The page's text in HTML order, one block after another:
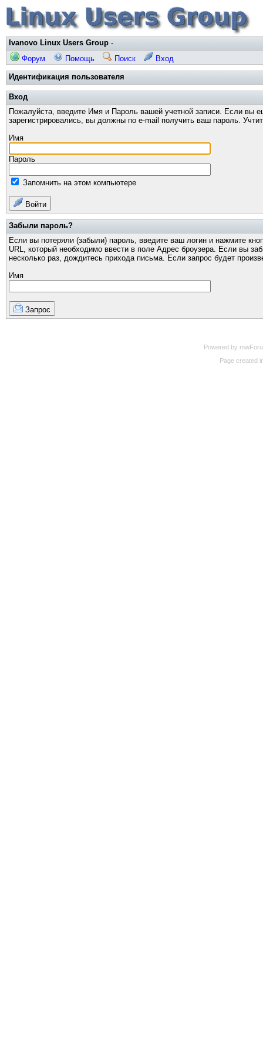
Ivanovo Linux Users Group -
Форум
Помощь Поиск Вход
Идентификация пользователя
Вход
Пожалуйста, введите Имя и Пароль вашей учетной записи. Если вы
зарегистрировались, вы должны по e-mail получить ваш пароль.
Имя
Пароль
Запомнить на этом компьютере
Войти
Забыли пароль?
Если вы потеряли (забыли) пароль, введите ваш логин и нажмите
URL, который необходимо ввести в поле Адрес броузера. Если вы
несколько раз, дождитесь прихода письма. Если запрос будет
Имя
Запрос
Powered by
Page created